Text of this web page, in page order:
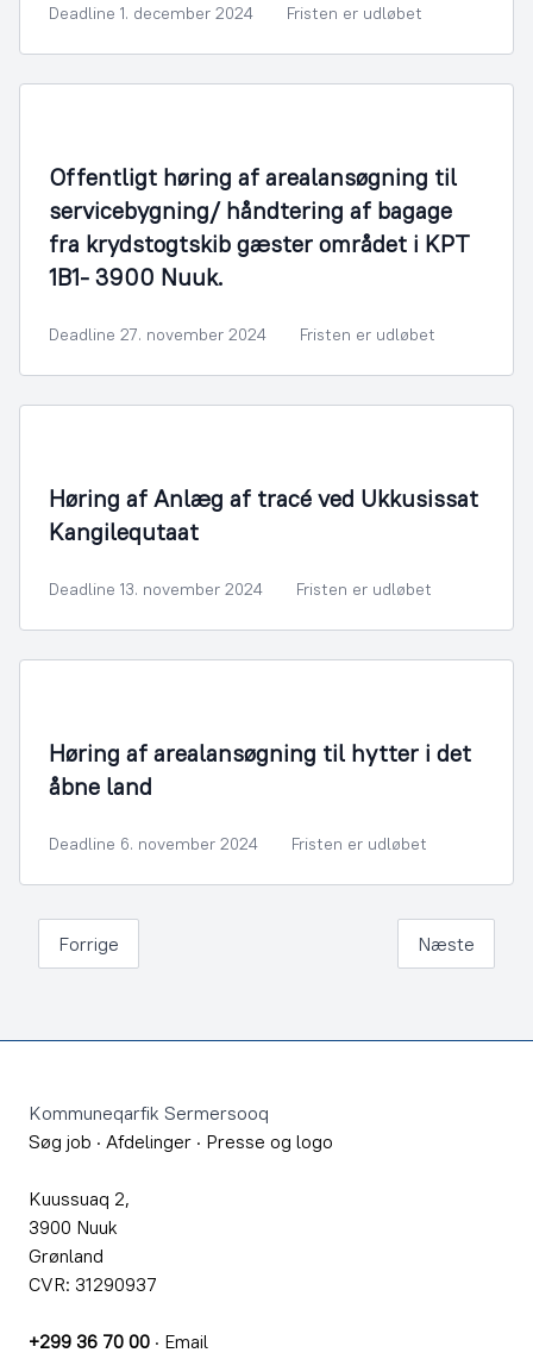
Deadline 1. december 2024 Fristen er udløbet
Offentligt høring af arealansøgning til
servicebygning/ håndtering af bagage
fra krydstogtskib gæster området i KPT
1B1- 3900 Nuuk.
Deadline 27. november 2024 Fristen er udløbet
Høring af Anlæg af tracé ved Ukkusissat
Kangilequtaat
Deadline 13. november 2024 Fristen er udløbet
Høring af arealansøgning til hytter i det
åbne land
Deadline 6. november 2024 Fristen er udløbet
Forrige Næste
Kommuneqarfik Sermersooq
Søg job · Afdelinger · Presse og logo
Kuussuaq 2,
3900 Nuuk
Grønland
CVR: 31290937
+299 36 70 00 · Email